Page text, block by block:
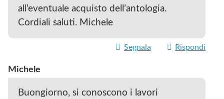
all’eventuale acquisto dell’antologia.
Cordiali saluti. Michele
Segnala Rispondi
Michele
Buongiorno, si conoscono i lavori